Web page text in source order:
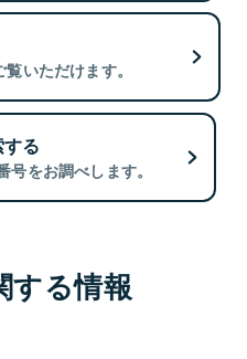
いただけます。
る
をお調べします。
する情報